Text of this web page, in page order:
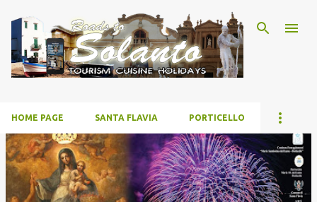
Passa ai contenuti principali
HOME PAGE SANTA FLAVIA PORTICELLO
P
s